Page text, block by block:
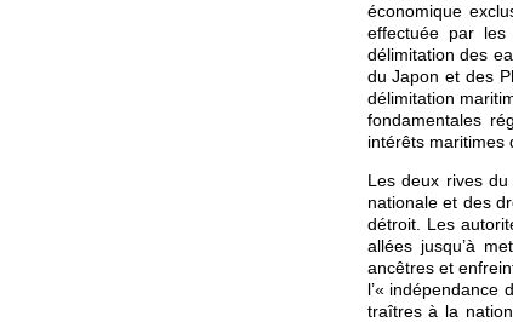
économique
effectuée par
délimitation des
du Japon et des
délimitation
fondamentales
intérêts maritimes
Les deux rives
nationale et des
détroit. Les
allées jusqu’à
ancêtres et
l’«
traîtres à la